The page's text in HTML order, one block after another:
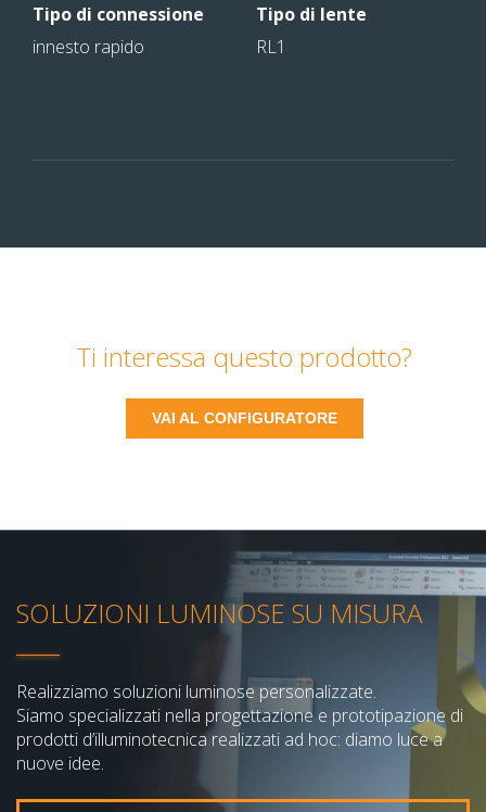
Tipo di connessione
innesto rapido
Tipo di lente
RL1
Ti interessa questo prodotto?
VAI AL CONFIGURATORE
SOLUZIONI LUMINOSE SU MISURA
Realizziamo soluzioni luminose personalizzate.
Siamo specializzati nella progettazione e prototipazione di
prodotti d’illuminotecnica realizzati ad hoc: diamo luce a
nuove idee.